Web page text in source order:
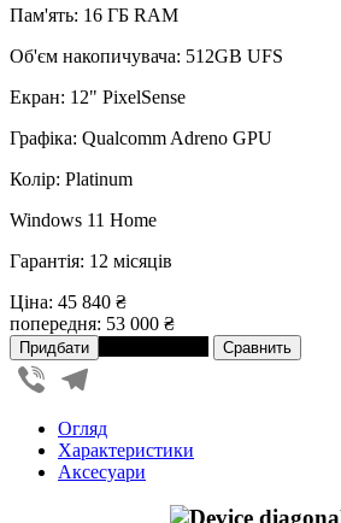
Пам'ять: 16 ГБ RAM
Об'єм накопичувача: 512GB UFS
Екран: 12" PixelSense
Графіка: Qualcomm Adreno GPU
Колір: Platinum
Windows 11 Home
Гарантія: 12 місяців
Ціна: 45 840 ₴
попередня: 53 000 ₴
Viber
Огляд
Характеристики
Аксесуари